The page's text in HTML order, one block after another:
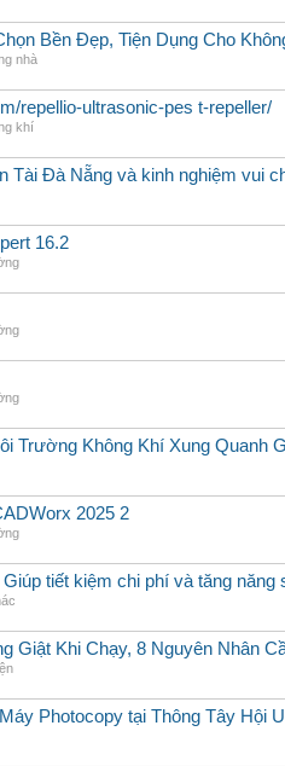
Bền Đẹp, Tiện Dụng Cho
nhà
repellio-ultrasonic-pes t-repeller/
khí
Tài Đà Nẵng và kinh nghiệm vui
16.2
Trường Không Khí Xung Quanh
2025 2
tiết kiệm chi phí và tăng năng
Giật Khi Chạy, 8 Nguyên Nhân
Photocopy tại Thông Tây Hội